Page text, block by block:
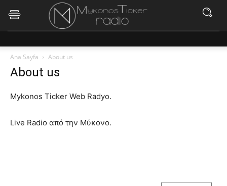
Ana Sayfa About us
About us
Mykonos Ticker Web Radyo.
Live Radio από την Μύκονο.